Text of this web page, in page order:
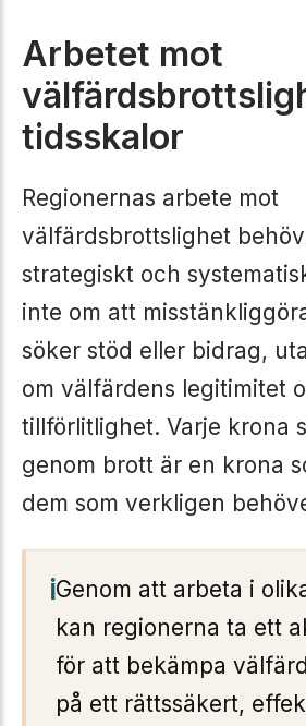
Arbetet mot
tidsskalor
Regionernas arbete mot
välfärdsbrottslighet
strategiskt och
inte om att
söker stöd eller bidrag,
om välfärdens legitimitet
tillförlitlighet. Varje krona
genom brott är en krona
dem som verkligen
Genom att arbeta i
kan regionerna ta ett
för att bekämpa
på ett rättssäkert,